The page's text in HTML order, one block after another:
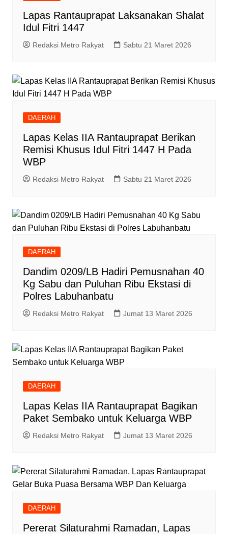
Lapas Rantauprapat Laksanakan Shalat
Idul Fitri 1447
Redaksi Metro Rakyat Sabtu 21 Maret 2026
DAERAH
Lapas Kelas IIA Rantauprapat Berikan
Remisi Khusus Idul Fitri 1447 H Pada
WBP
Redaksi Metro Rakyat Sabtu 21 Maret 2026
DAERAH
Dandim 0209/LB Hadiri Pemusnahan 40
Kg Sabu dan Puluhan Ribu Ekstasi di
Polres Labuhanbatu
Redaksi Metro Rakyat Jumat 13 Maret 2026
DAERAH
Lapas Kelas IIA Rantauprapat Bagikan
Paket Sembako untuk Keluarga WBP
Redaksi Metro Rakyat Jumat 13 Maret 2026
DAERAH
Pererat Silaturahmi Ramadan, Lapas